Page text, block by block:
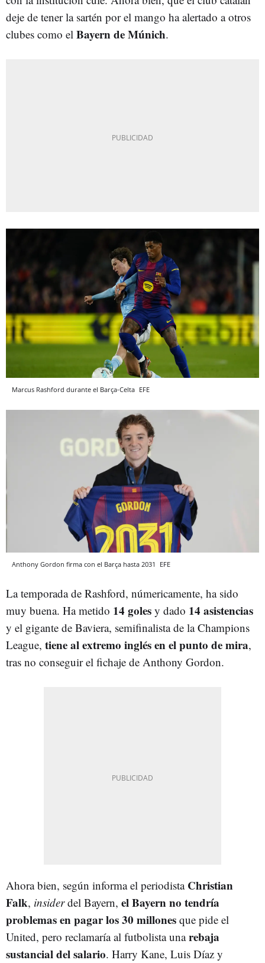
deje de tener la sartén por el mango ha alertado a otros
clubes como el Bayern de Múnich.
Marcus Rashford durante el Barça-Celta EFE
Anthony Gordon firma con el Barça hasta 2031 EFE
La temporada de Rashford, númericamente, ha sido
muy buena. Ha metido 14 goles y dado 14 asistencias
y el gigante de Baviera, semifinalista de la Champions
League, tiene al extremo inglés en el punto de mira,
tras no conseguir el fichaje de Anthony Gordon.
Ahora bien, según informa el periodista Christian
Falk, insiderdel Bayern, el Bayern no tendría
problemas en pagar los 30 millones que pide el
United, pero reclamaría al futbolista unarebaja
sustancial del salario. Harry Kane, Luis Díaz y